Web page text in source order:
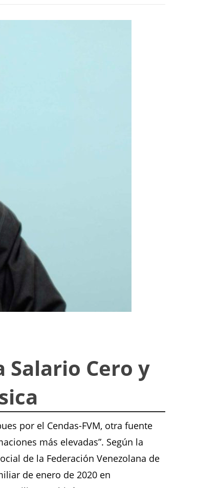
Salario Cero y
por el Cendas-FVM, otra fuente
más elevadas”. Según la
de la Federación Venezolana de
de enero de 2020 en